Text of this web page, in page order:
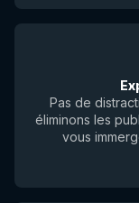
Pas de
éliminons les
vous